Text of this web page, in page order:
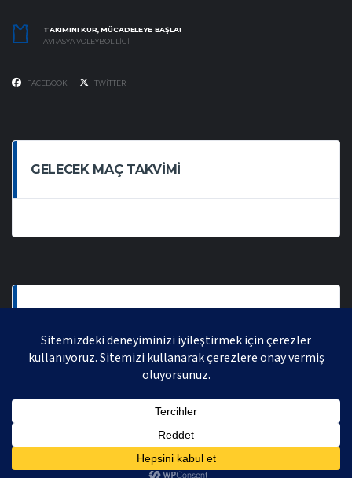
TAKIMINI KUR, MÜCADELEYE BAŞLA!
AVRASYA VOLEYBOL LIGI
FACEBOOK TWITTER
GELECEK MAÇ TAKVIMI
AVRASYA VOLEYBOL LIGI 2021 | AVRASYA SPORTIF FAALIYETLER ORGANIZASYONUDUR,
TÜM HAKLARI SAKLIDIR.